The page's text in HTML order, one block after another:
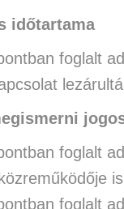
időtartama
foglalt
foglalt
foglalt